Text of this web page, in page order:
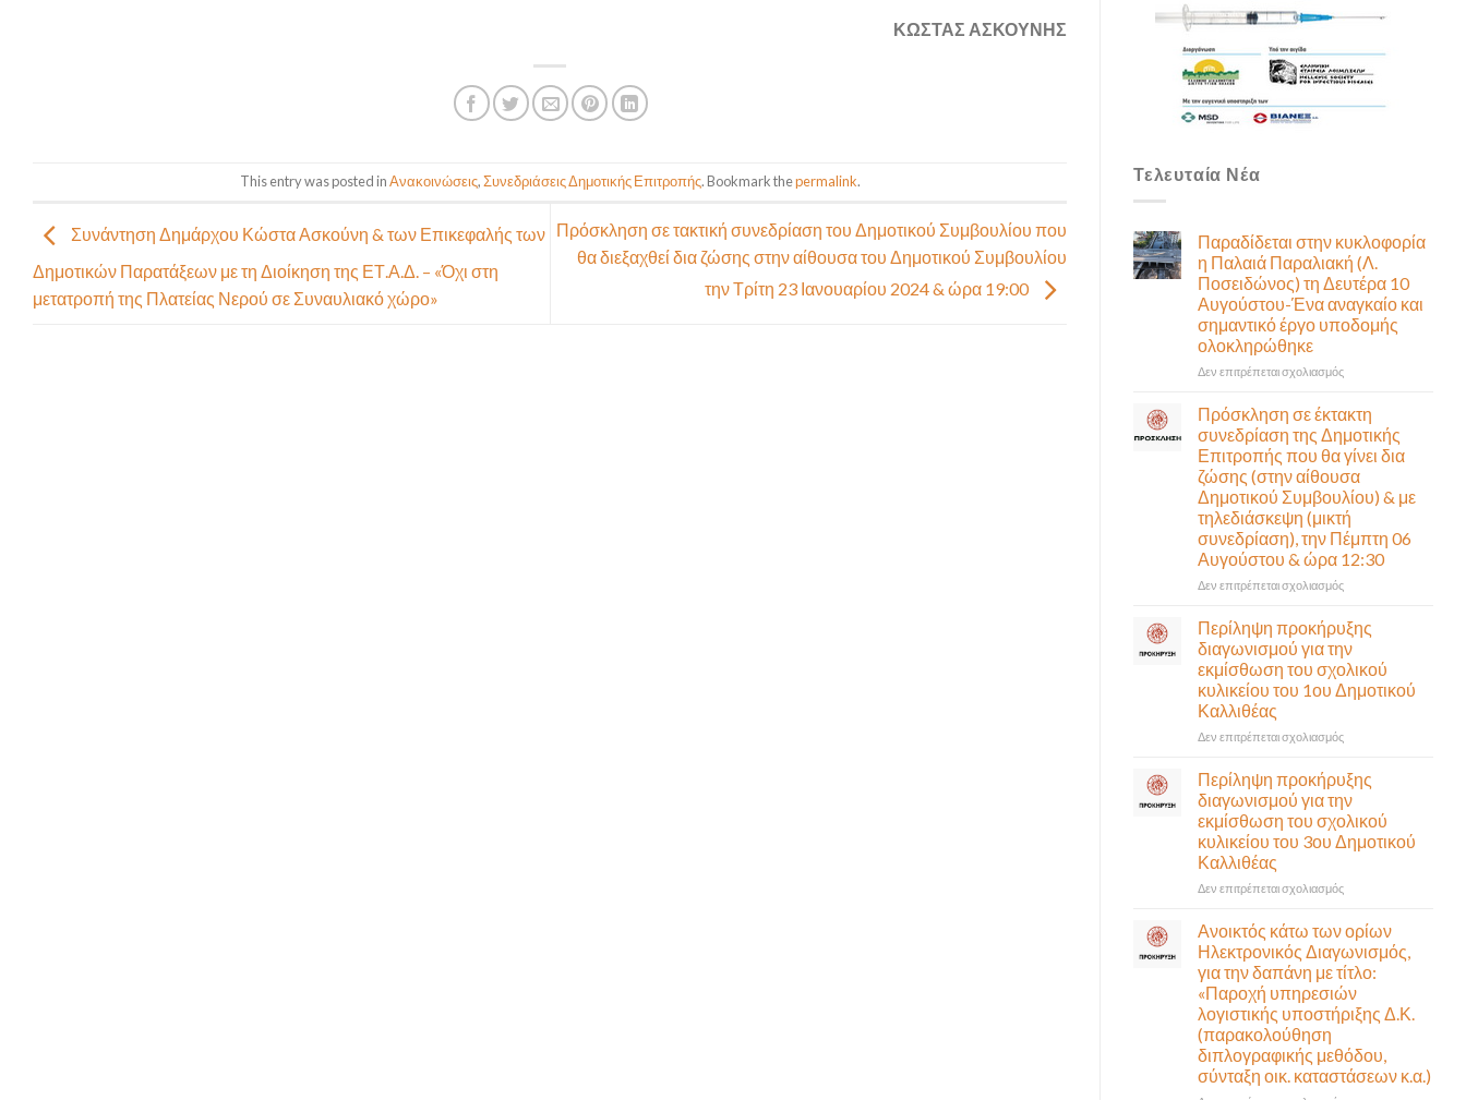
ΚΩΣΤΑΣ ΑΣΚΟΥΝΗΣ
This entry was posted inΑνακοινώσεις,Συνεδριάσεις Δημοτικής Επιτροπής. Bookmark thepermalink.
Συνάντηση Δημάρχου Κώστα Ασκούνη & των Επικεφαλής των
Δημοτικών Παρατάξεων με τη Διοίκηση της ΕΤ.Α.Δ. – «Όχι στη
μετατροπή της Πλατείας Νερού σε Συναυλιακό χώρο»
Πρόσκληση σε τακτική συνεδρίαση του Δημοτικού Συμβουλίου που
θα διεξαχθεί δια ζώσης στην αίθουσα του Δημοτικού Συμβουλίου
την Τρίτη 23 Ιανουαρίου 2024 & ώρα 19:00
Τελευταία Νέα
Παραδίδεται στην κυκλοφορία
η Παλαιά Παραλιακή (Λ.
Ποσειδώνος) τη Δευτέρα 10
Αυγούστου-Ένα αναγκαίο και
σημαντικό έργο υποδομής
ολοκληρώθηκε
Δεν επιτρέπεται σχολιασμόςστο
κυκλοφορία
η
Παλαιά
Παραλιακή
(Λ.
Ποσειδώνος)
τη
Δευτέρα
Αυγούστου-
αναγκαίο
και
σημαντικό
έργο
υποδομής
Πρόσκληση σε έκτακτη
συνεδρίαση της Δημοτικής
Επιτροπής που θα γίνει δια
ζώσης (στην αίθουσα
Δημοτικού Συμβουλίου) & με
τηλεδιάσκεψη (μικτή
συνεδρίαση), την Πέμπτη 06
Αυγούστου & ώρα 12:30
Δεν επιτρέπεται σχολιασμόςστο
σε
έκτακτη
συνεδρίαση
της
Δημοτικής
δια
ζώσης
(στην
αίθουσα
&
τηλεδιάσκεψη
(μικτή
συνεδρίαση),
την
Πέμπτη
06
Αυγούστου
&
ώρα
Περίληψη προκήρυξης
διαγωνισμού για την
εκμίσθωση του σχολικού
κυλικείου του 1ου Δημοτικού
Καλλιθέας
Δεν επιτρέπεται σχολιασμόςστο
προκήρυξης
διαγωνισμού
για
την
εκμίσθωση
1ου
Δημοτικού
Καλλιθέας
Περίληψη προκήρυξης
διαγωνισμού για την
εκμίσθωση του σχολικού
κυλικείου του 3ου Δημοτικού
Καλλιθέας
Δεν επιτρέπεται σχολιασμόςστο
προκήρυξης
διαγωνισμού
για
την
εκμίσθωση
του
κυλικείου
του
Ανοικτός κάτω των ορίων
Ηλεκτρονικός Διαγωνισμός,
για την δαπάνη με τίτλο:
«Παροχή υπηρεσιών
λογιστικής υποστήριξης Δ.Κ.
(παρακολούθηση
διπλογραφικής μεθόδου,
σύνταξη οικ. καταστάσεων κ.α.)